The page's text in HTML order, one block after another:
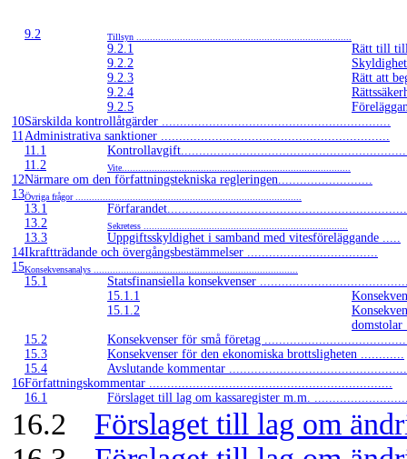
9.2 Tillsyn ...............................................................................
9.2.1
Rätt till
9.2.2
9.2.3
Rätt att
9.2.4
9.2.5
10Särskilda kontrollåtgärder ...............................................................
11Administrativa sanktioner ...............................................................
11.1
11.2
Vite....................................................................................
12Närmare om den författningstekniska regleringen..........................
13Övriga frågor ...................................................................................
13.1
13.2
Sekretess ...........................................................................
13.3
Uppgiftsskyldighet i samband med vitesföreläggande .....
14Ikraftträdande och övergångsbestämmelser ....................................
15Konsekvensanalys ...........................................................................
15.1
Statsfinansiella konsekvenser
15.1.1
15.1.2
15.2
Konsekvenser för små företag
15.3
Konsekvenser för den ekonomiska brottsligheten ............
15.4
Avslutande kommentar
16Författningskommentar ...................................................................
16.1
Förslaget till lag om kassaregister m.m.
16.2
Förslaget till lag om